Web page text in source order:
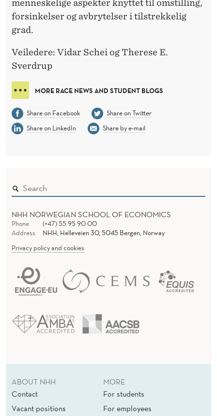
menneskelige aspekter knyttet til omstilling,
forsinkelser og avbrytelser i tilstrekkelig
grad.
Veiledere: Vidar Schei og Therese E.
Sverdrup
MORE RACE NEWS AND STUDENT BLOGS
Share on Facebook
Share on Twitter
Share on LinkedIn
Share by e-mail
NHH NORWEGIAN SCHOOL OF ECONOMICS
Phone
(+47) 55 95 90 00
Address
NHH, Helleveien 30, 5045 Bergen, Norway
Privacy policy and cookies
ABOUT NHH
Contact
Vacant positions
MORE
For students
For employees